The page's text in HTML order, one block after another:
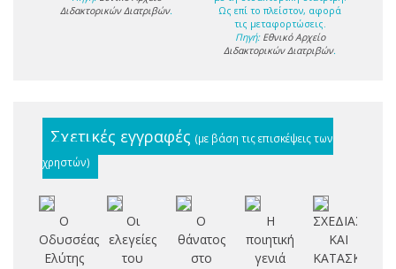
Διδακτορικών Διατριβών.
Ως επί το πλείστον, αφορά
τις μεταφορτώσεις.
Πηγή: Εθνικό Αρχείο
Διδακτορικών Διατριβών.
Σχετικές εγγραφές (με βάση τις επισκέψεις των
χρηστών)
Ο
Οδυσσέας
Ελύτης
Οι
ελεγείες
του
Ο
θάνατος
στο
Η
ποιητική
γενιά
ΣΧΕΔΙΑΣΗ
ΚΑΙ
ΚΑΤΑΣΚΕΥΗ